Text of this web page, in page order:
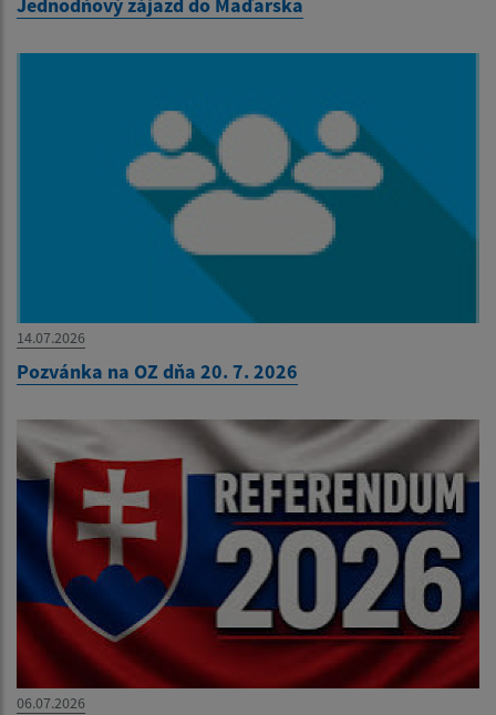
14.07.2026
Pozvánka na OZ dňa 20. 7. 2026
06.07.2026